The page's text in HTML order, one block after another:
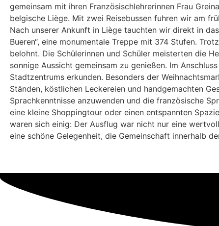
gemeinsam mit ihren Französischlehrerinnen Frau
belgische Liège. Mit zwei Reisebussen fuhren wir am
Nach unserer Ankunft in Liège tauchten wir direkt in
Bueren“, eine monumentale Treppe mit 374 Stufen.
belohnt. Die Schülerinnen und Schüler meisterten die
sonnige Aussicht gemeinsam zu genießen. Im
Stadtzentrums erkunden. Besonders der
Ständen, köstlichen Leckereien und handgemachten
Sprachkenntnisse anzuwenden und die französische
eine kleine Shoppingtour oder einen entspannten
waren sich einig: Der Ausflug war nicht nur eine
eine schöne Gelegenheit, die Gemeinschaft innerhalb